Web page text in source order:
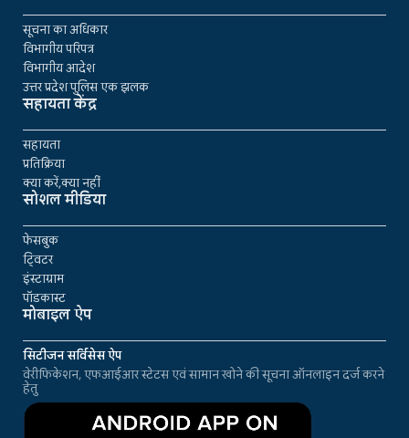
सूचना का अधिकार
विभागीय परिपत्र
विभागीय आदेश
उत्तर प्रदेश पुलिस एक झलक
सहायता केंद्र
सहायता
प्रतिक्रिया
क्या करें,क्या नहीं
सोशल मीडिया
फेसबुक
ट्विटर
इंस्टाग्राम
पॉडकास्ट
मोबाइल ऐप
सिटीजन सर्विसेस ऐप
वेरीफिकेशन, एफआईआर स्टेटस एवं सामान खोने की सूचना ऑनलाइन दर्ज करने
हेतु